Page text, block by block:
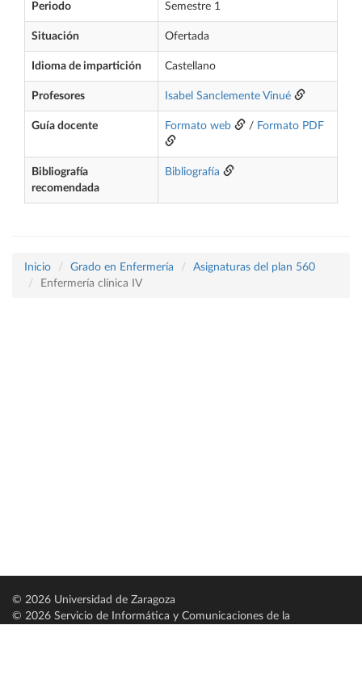
Periodo Semestre 1
Situación Ofertada
Idioma de impartición Castellano
Profesores Isabel Sanclemente Vinué
Guía docente Formato web / Formato PDF
Bibliografía
recomendada
Bibliografía
Inicio Grado en Enfermería
Asignaturas del plan 560
Enfermería clínica IV
© 2026 Universidad de Zaragoza
© 2026 Servicio de Informática y Comunicaciones de la